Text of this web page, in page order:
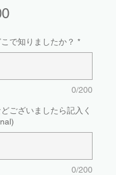
Price
で知りましたか？ *
0/200
ございましたら記入く
0/200